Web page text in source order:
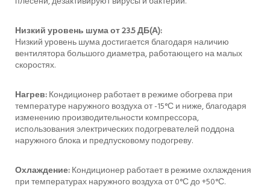
Низкий уровень шума от 23.5 ДБ(А):
Низкий уровень шума достигается благодаря наличию
вентилятора большого диаметра, работающего на малых
скоростях.
Нагрев:Кондиционер работает в режиме обогрева при
температуре наружного воздуха от -15°С и ниже, благодаря
изменению производительности компрессора,
использования электрических подогревателей поддона
наружного блока и предпусковому подогреву.
Охлаждение:Кондиционер работает в режиме охлаждения
при температурах наружного воздуха от 0°С до +50°С.